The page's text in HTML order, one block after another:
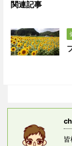
関連記事